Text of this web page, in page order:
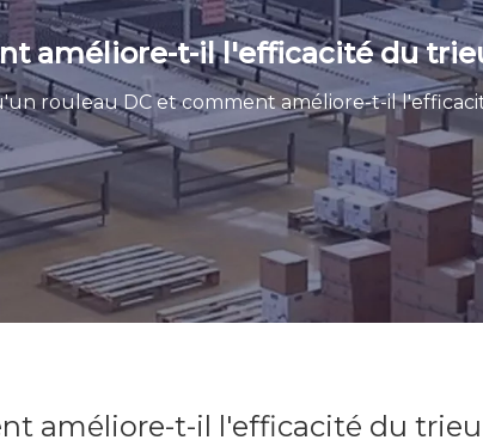
améliore-t-il l'efficacité du
rouleau DC et comment améliore-t-il
améliore-t-il l'efficacité du